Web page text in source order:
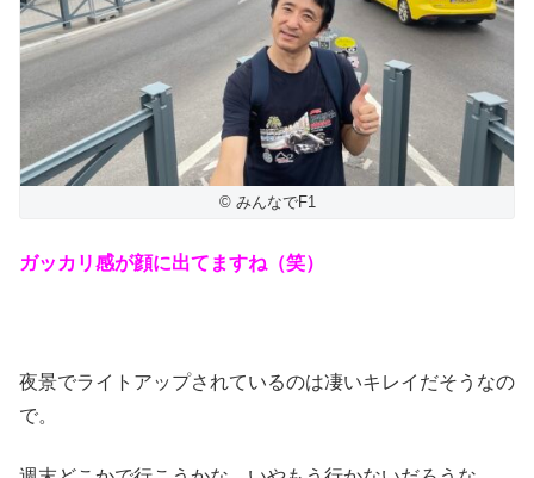
© みんなでF1
ガッカリ感が顔に出てますね（笑）
夜景でライトアップされているのは凄いキレイだそうなの
で。